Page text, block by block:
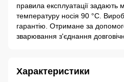
правила експлуатації задають
температуру носія 90 °C.
гарантію. Отримане за
зварювання з'єднання
Характеристики